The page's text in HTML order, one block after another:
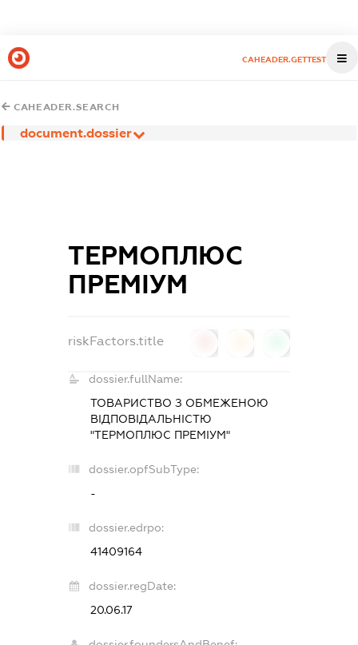
CAHEADER.GETTEST
CAHEADER.SEARCH
document.dossier
ТЕРМОПЛЮС
ПРЕМІУМ
riskFactors.title
dossier.fullName:
ТОВАРИСТВО З ОБМЕЖЕНОЮ
ВІДПОВІДАЛЬНІСТЮ
"ТЕРМОПЛЮС ПРЕМІУМ"
dossier.opfSubType:
-
dossier.edrpo:
41409164
dossier.regDate:
20.06.17